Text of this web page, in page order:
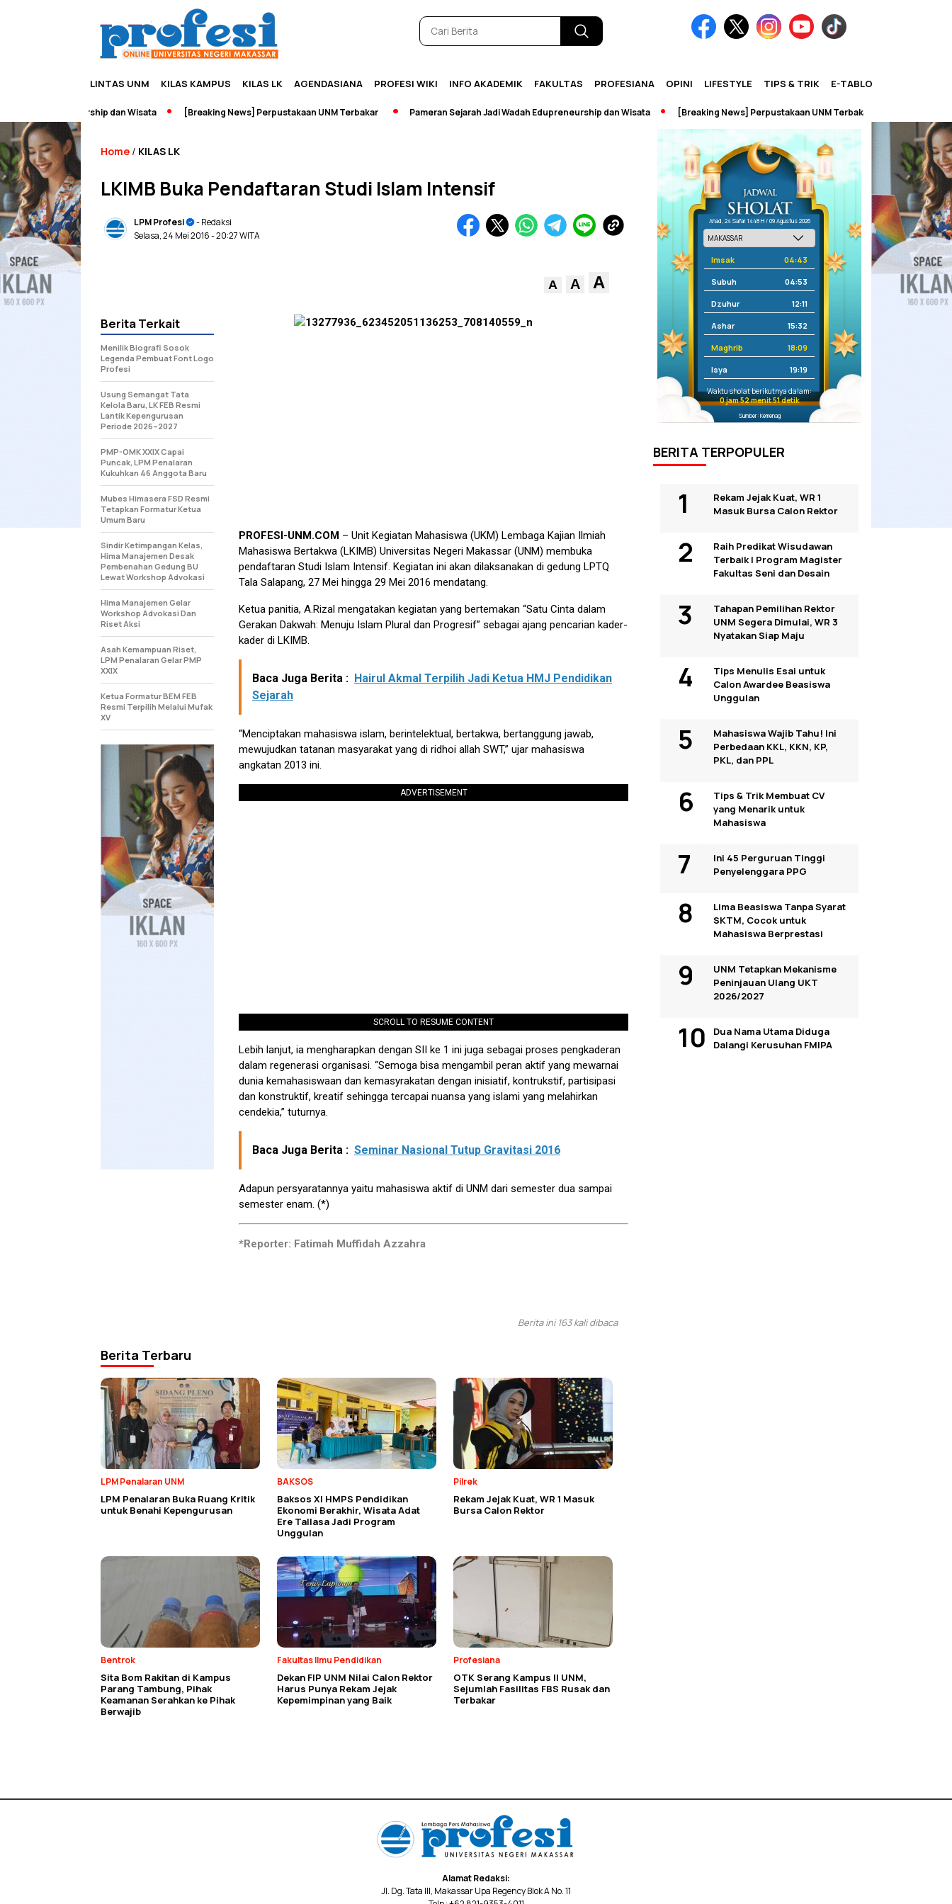
LINTAS UNM KILAS KAMPUS KILAS LK AGENDASIANA PROFESI WIKI INFO AKADEMIK FAKULTAS PROFESIANA OPINI LIFESTYLE TIPS & TRIK E-TABLOID
Edupreneurship dan Wisata [Breaking News] Perpustakaan UNM Terbakar Pameran Sejarah Jadi Wadah Edupreneurship dan Wisata [Breaking News] Perpustakaan UNM Terbakar
Home / KILAS LK
LKIMB Buka Pendaftaran Studi Islam Intensif
LPM Profesi
- Redaksi
Selasa, 24 Mei 2016- 20:27 WITA
A A A
PROFESI-UNM.COM – Unit Kegiatan Mahasiswa (UKM) Lembaga Kajian Ilmiah
Mahasiswa Bertakwa (LKIMB) Universitas Negeri Makassar (UNM) membuka
pendaftaran Studi Islam Intensif. Kegiatan ini akan dilaksanakan di gedung LPTQ
Tala Salapang, 27 Mei hingga 29 Mei 2016 mendatang.
Ketua panitia, A.Rizal mengatakan kegiatan yang bertemakan “Satu Cinta dalam
Gerakan Dakwah: Menuju Islam Plural dan Progresif” sebagai ajang pencarian kader-
kader di LKIMB.
Baca Juga Berita : Hairul Akmal Terpilih Jadi Ketua HMJ Pendidikan
Sejarah
“Menciptakan mahasiswa islam, berintelektual, bertakwa, bertanggung jawab,
mewujudkan tatanan masyarakat yang di ridhoi allah SWT,” ujar mahasiswa
angkatan 2013 ini.
ADVERTISEMENT
SCROLL TO RESUME CONTENT
Lebih lanjut, ia mengharapkan dengan SII ke 1 ini juga sebagai proses pengkaderan
dalam regenerasi organisasi. “Semoga bisa mengambil peran aktif yang mewarnai
dunia kemahasiswaan dan kemasyrakatan dengan inisiatif, kontrukstif, partisipasi
dan konstruktif, kreatif sehingga tercapai nuansa yang islami yang melahirkan
cendekia,” tuturnya.
Baca Juga Berita : Seminar Nasional Tutup Gravitasi 2016
Adapun persyaratannya yaitu mahasiswa aktif di UNM dari semester dua sampai
semester enam. (*)
*Reporter: Fatimah Muffidah Azzahra
Berita Terkait
Menilik Biografi Sosok
Legenda Pembuat Font Logo
Profesi
Usung Semangat Tata
Kelola Baru, LK FEB Resmi
Lantik Kepengurusan
Periode 2026–2027
PMP-OMK XXIX Capai
Puncak, LPM Penalaran
Kukuhkan 46 Anggota Baru
Mubes Himasera FSD Resmi
Tetapkan Formatur Ketua
Umum Baru
Sindir Ketimpangan Kelas,
Hima Manajemen Desak
Pembenahan Gedung BU
Lewat Workshop Advokasi
Hima Manajemen Gelar
Workshop Advokasi Dan
Riset Aksi
Asah Kemampuan Riset,
LPM Penalaran Gelar PMP
XXIX
Ketua Formatur BEM FEB
Resmi Terpilih Melalui Mufak
XV
Berita ini 163 kali dibaca
Berita Terbaru
LPM Penalaran UNM
LPM Penalaran Buka Ruang Kritik
untuk Benahi Kepengurusan
BAKSOS
Baksos XI HMPS Pendidikan
Ekonomi Berakhir, Wisata Adat
Ere Tallasa Jadi Program
Unggulan
Pilrek
Rekam Jejak Kuat, WR 1 Masuk
Bursa Calon Rektor
Bentrok
Sita Bom Rakitan di Kampus
Parang Tambung, Pihak
Keamanan Serahkan ke Pihak
Berwajib
Fakultas Ilmu Pendidikan
Dekan FIP UNM Nilai Calon Rektor
Harus Punya Rekam Jejak
Kepemimpinan yang Baik
Profesiana
OTK Serang Kampus II UNM,
Sejumlah Fasilitas FBS Rusak dan
Terbakar
Ahad, 24 Safar 1448 H / 09 Agustus 2026
Imsak 04:43
Subuh 04:53
Dzuhur 12:11
Ashar 15:32
Maghrib 18:09
Isya 19:19
Waktu sholat berikutnya dalam:
0 jam 52 menit 50 detik
Sumber: Kemenag
BERITA TERPOPULER
Rekam Jejak Kuat, WR 1
Masuk Bursa Calon Rektor
Raih Predikat Wisudawan
Terbaik I Program Magister
Fakultas Seni dan Desain
Tahapan Pemilihan Rektor
UNM Segera Dimulai, WR 3
Nyatakan Siap Maju
Tips Menulis Esai untuk
Calon Awardee Beasiswa
Unggulan
Mahasiswa Wajib Tahu! Ini
Perbedaan KKL, KKN, KP,
PKL, dan PPL
Tips & Trik Membuat CV
yang Menarik untuk
Mahasiswa
Ini 45 Perguruan Tinggi
Penyelenggara PPG
Lima Beasiswa Tanpa Syarat
SKTM, Cocok untuk
Mahasiswa Berprestasi
UNM Tetapkan Mekanisme
Peninjauan Ulang UKT
2026/2027
Dua Nama Utama Diduga
Dalangi Kerusuhan FMIPA
Alamat Redaksi:
Jl. Dg. Tata III, Makassar Upa Regency Blok A No. 11